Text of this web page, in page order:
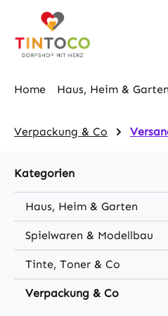
Hauptinhalt springen
Zur Suche springen
Zur Hauptnavigation
Home Haus, Heim & Garten
Verpackung & Co
Kategorien
Haus, Heim & Garten
Spielwaren & Modellbau
Tinte, Toner & Co
Verpackung & Co